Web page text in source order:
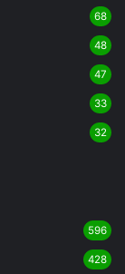
68
48
47
33
32
596
428